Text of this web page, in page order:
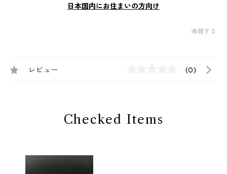
日本国内にお住まいの方向け
通報する
レビュー (0)
Checked Items